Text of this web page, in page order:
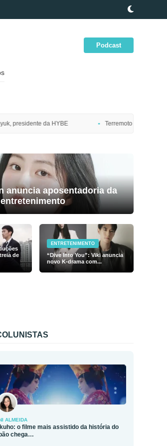
Podcast
Terremoto de magnitude 7,7 atinge costa nordeste do
anuncia aposentadoria da
de
ENTRETENIMENTO
“Dive Into You”: Viki anuncia
novo K-drama com...
ALMEIDA
o filme mais assistido da história do
chega…